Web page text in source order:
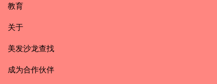
教育
关于
美发沙龙查找
成为合作伙伴